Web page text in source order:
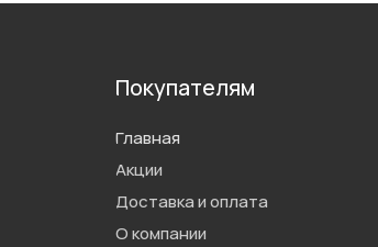
О компании
Доставка и оплата
Акции
Главная
Покупателям